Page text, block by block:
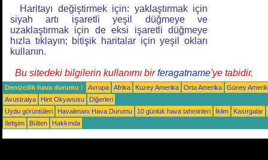
Haritayı değiştirmek için: yaklaştırmak için
siyah artı işaretli yeşil düğmeye ve
uzaklaştırmak için de eksi işaretli düğmeye
hızla tıklayın; bitişik haritalar için yeşil okları
kullanın.
Bu sitedeki bilgilerin kullanımı birferagatname'ye tabidir.
Denizcilik hava durumu : Avrupa Afrika Kuzey Amerika Orta Amerika
Güney
Avustralya
Hint Okyanusu
Diğerleri
Uydu görüntüleri
Havalimanı Hava Durumu 10 günlük hava tahminleri İklim
Kasırgalar
İletişim
Bülten Hakkında